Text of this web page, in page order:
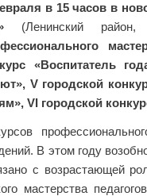
в 15 часов в
(Ленинский
«Воспитатель
V городской
VI городской
В этом году
с возрастающей
мастерства